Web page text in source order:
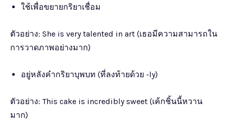
ใช้เพื่อขยายกริยาเชื่อม
ตัวอย่าง: She is very talented in art (เธอมีความสามารถใน
การวาดภาพอย่างมาก)
อยู่หลังคำกริยาบุพบท (ที่ลงท้ายด้วย -ly)
ตัวอย่าง: This cake is incredibly sweet (เค้กชิ้นนี้หวาน
มาก)